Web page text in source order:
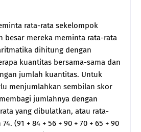
rata-rata sekelompok
besar mereka meminta rata-rata
dihitung dengan
kuantitas bersama-sama dan
jumlah kuantitas. Untuk
menjumlahkan sembilan skor
jumlahnya dengan
yang dibulatkan, atau rata-
(91 + 84 + 56 + 90 + 70 + 65 + 90